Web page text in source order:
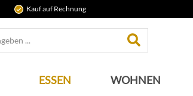
Kauf auf Rechnung
ESSEN WOHNEN